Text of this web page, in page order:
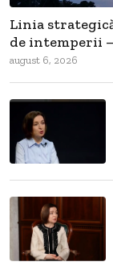
Linia
de intemperii
august 6, 2026